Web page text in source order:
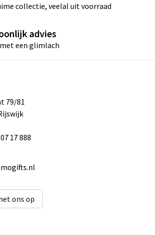
collectie, veelal uit voorraad
advies
een glimlach
79/81
17 888
ons op